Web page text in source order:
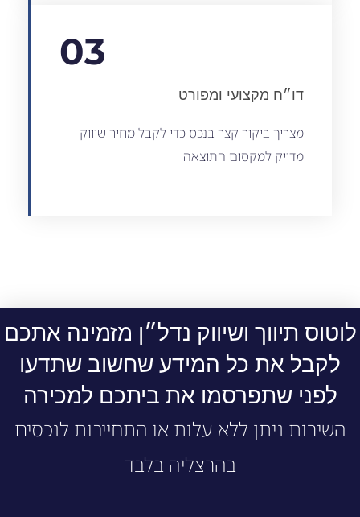
03
דו״ח מקצועי ומפורט
מצריך ביקור קצר בנכס כדי לקבל מחיר שיווק
מדויק למקסום התוצאה
לוטוס תיווך ושיווק נדל״ן מזמינה אתכם
לקבל את כל המידע שחשוב שתדעו
לפני שתפרסמו את ביתכם למכירה
השירות ניתן ללא עלות או התחייבות לנכסים
בהרצליה בלבד